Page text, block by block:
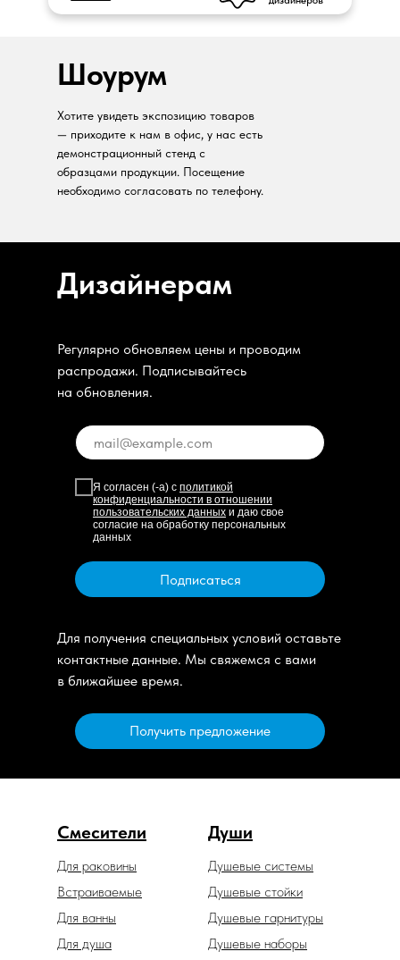
Шоурум
Хотите увидеть экспозицию товаров
— приходите к нам в офис, у нас есть
демонстрационный стенд с
образцами продукции. Посещение
необходимо согласовать по телефону.
Дизайнерам
Регулярно обновляем цены и проводим
распродажи. Подписывайтесь
на обновления.
Я согласен (-а) с политикой
конфиденциальности в отношении
пользовательских данных и даю свое
согласие на обработку персональных
данных
Подписаться
Для получения специальных условий оставьте
контактные данные. Мы свяжемся с вами
в ближайшее время.
Получить предложение
Смесители Души
Душевые гарнитуры
Душевые системы
Душевые наборы
Встраиваемые
Для ванны
Для душа
Для раковины
Душевые стойки